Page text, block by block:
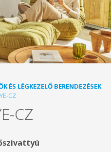
ÉS LÉGKEZELŐ BERENDEZÉSEK
CZ
CZ